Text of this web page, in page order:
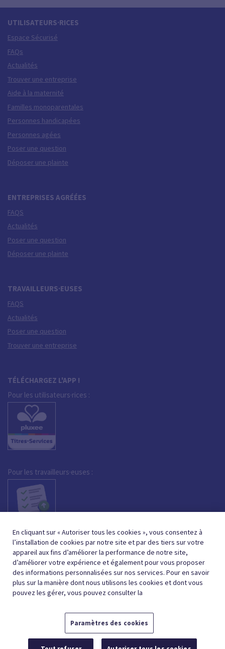
UTILISATEURS·RICES
Espace Sécurisé
FAQs
Actualités
Trouver une entreprise
Aide à la maternité
Familles monoparentales
Personnes handicapées
Personnes agées
Poser une question
Déposer une plainte
ENTREPRISES AGRÉÉES
FAQS
Actualités
Poser une question
Déposer une plainte
TRAVAILLEURS·EUSES
FAQS
Actualités
Poser une question
Trouver une entreprise
TÉLÉCHARGEZ L'APP !
Pour les utilisateurs·rices :
Pour les travailleurs·euses :
FRENCH (BELGIUM)
NLNEDERLANDS (BELGIË)
En cliquant sur « Autoriser tous les cookies », vous consentez à
l’installation de cookies par notre site et par des tiers sur votre
appareil aux fins d’améliorer la performance de notre site,
d’améliorer votre expérience et également pour vous proposer
des informations personnalisées sur nos services. Pour en savoir
plus sur la manière dont nous utilisons les cookies et dont vous
pouvez les gérer, vous pouvez consulter la
Paramètres des cookies